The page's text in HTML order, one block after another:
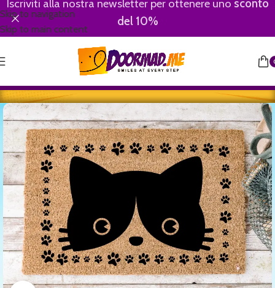
Skip to navigation
Skip to main content
Iscriviti alla nostra newsletter per ottenere uno sconto
del 10%